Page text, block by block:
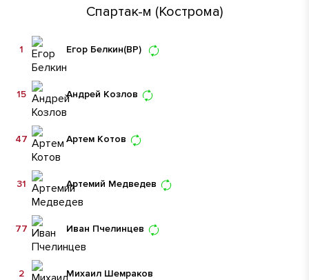
Спартак-м (Кострома)
Егор Белкин(ВР)
1
Андрей Козлов
15
Артем Котов
47
Артемий Медведев
31
Иван Пчелинцев
77
Михаил Шемраков
2